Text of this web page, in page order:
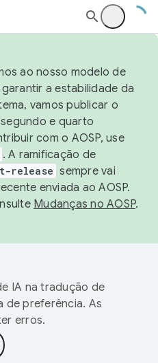
ao nosso modelo de
a estabilidade da
vamos publicar o
e quarto
com o AOSP, use
. A ramificação de
release sempre vai
enviada ao AOSP.
Mudanças no AOSP.
IA na tradução de
de preferência. As
erros.